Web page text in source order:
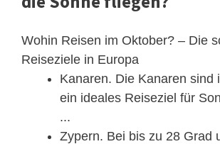
Wohin Reisen im Oktober? – Die
Reiseziele in Europa
Kanaren. Die Kanaren sind
ein ideales Reiseziel für
...
Zypern. Bei bis zu 28 Grad